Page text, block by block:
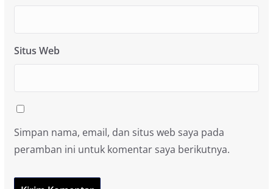
Situs Web
Simpan nama, email, dan situs web saya pada
peramban ini untuk komentar saya berikutnya.